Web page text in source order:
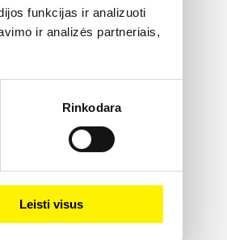
funkcijas ir analizuoti
ir analizės partneriais,
Rinkodara
Leisti visus